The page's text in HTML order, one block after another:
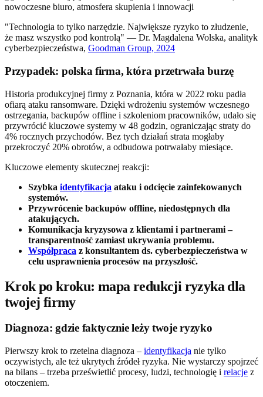
"Technologia to tylko narzędzie. Największe ryzyko to złudzenie,
że masz wszystko pod kontrolą" — Dr. Magdalena Wolska, analityk
cyberbezpieczeństwa, Goodman Group, 2024
Przypadek: polska firma, która przetrwała burzę
Historia produkcyjnej firmy z Poznania, która w 2022 roku padła
ofiarą ataku ransomware. Dzięki wdrożeniu systemów wczesnego
ostrzegania, backupów offline i szkoleniom pracowników, udało się
przywrócić kluczowe systemy w 48 godzin, ograniczając straty do
4% rocznych przychodów. Bez tych działań strata mogłaby
przekroczyć 20% obrotów, a odbudowa potrwałaby miesiące.
Kluczowe elementy skutecznej reakcji:
Szybka identyfikacja ataku i odcięcie zainfekowanych
systemów.
Przywrócenie backupów offline, niedostępnych dla
atakujących.
Komunikacja kryzysowa z klientami i partnerami –
transparentność zamiast ukrywania problemu.
Współpraca z konsultantem ds. cyberbezpieczeństwa w
celu usprawnienia procesów na przyszłość.
Krok po kroku: mapa redukcji ryzyka dla
twojej firmy
Diagnoza: gdzie faktycznie leży twoje ryzyko
Pierwszy krok to rzetelna diagnoza – identyfikacja nie tylko
oczywistych, ale też ukrytych źródeł ryzyka. Nie wystarczy spojrzeć
na bilans – trzeba prześwietlić procesy, ludzi, technologię i relacje z
otoczeniem.